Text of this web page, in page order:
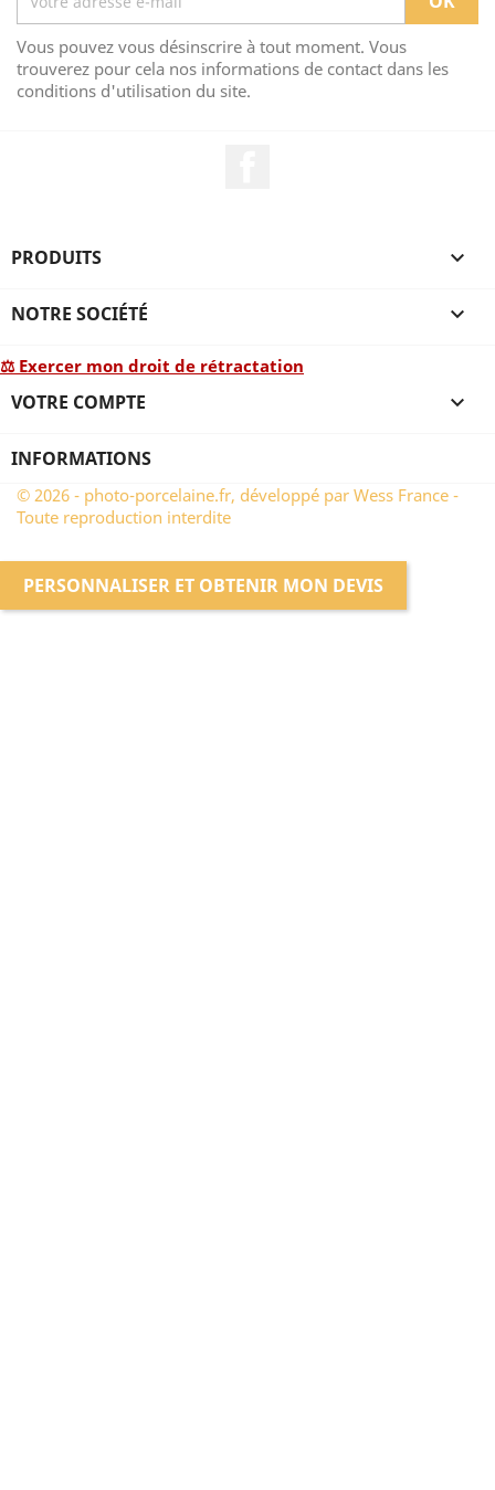
Vous pouvez vous désinscrire à tout moment. Vous
trouverez pour cela nos informations de contact dans les
conditions d'utilisation du site.
PRODUITS 
NOTRE SOCIÉTÉ 
⚖ Exercer mon droit de rétractation
VOTRE COMPTE 
INFORMATIONS
© 2026 - photo-porcelaine.fr, développé par Wess France -
Toute reproduction interdite
PERSONNALISER ET OBTENIR MON DEVIS